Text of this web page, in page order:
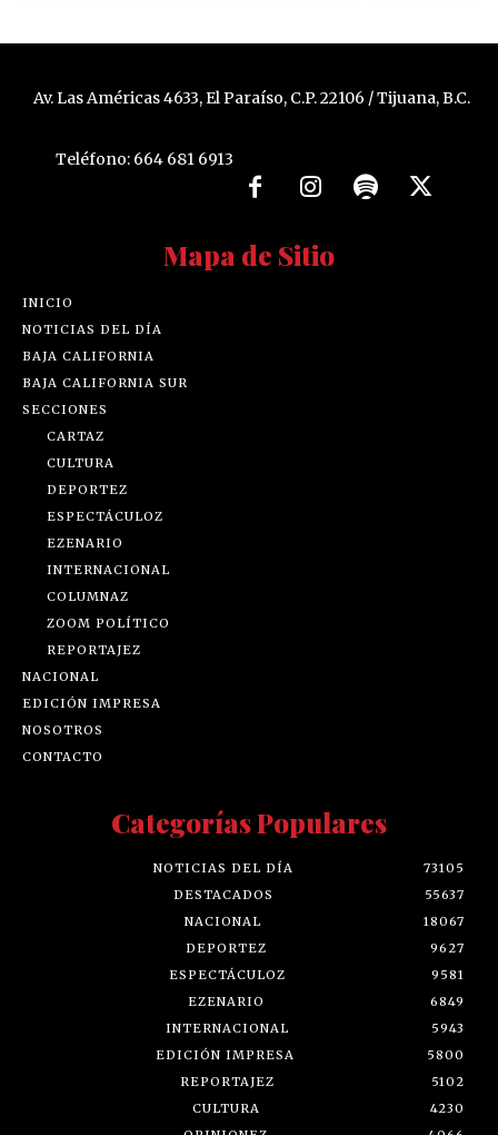
Av. Las Américas 4633, El Paraíso, C.P. 22106 / Tijuana, B.C.
Teléfono: 664 681 6913
Mapa de Sitio
INICIO
NOTICIAS DEL DÍA
BAJA CALIFORNIA
BAJA CALIFORNIA SUR
SECCIONES
CARTAZ
CULTURA
DEPORTEZ
ESPECTÁCULOZ
EZENARIO
INTERNACIONAL
COLUMNAZ
ZOOM POLÍTICO
REPORTAJEZ
NACIONAL
EDICIÓN IMPRESA
NOSOTROS
CONTACTO
Categorías Populares
NOTICIAS DEL DÍA
73105
DESTACADOS
55637
NACIONAL
18067
DEPORTEZ
9627
ESPECTÁCULOZ
9581
EZENARIO
6849
INTERNACIONAL
5943
EDICIÓN IMPRESA
5800
REPORTAJEZ
5102
CULTURA
4230